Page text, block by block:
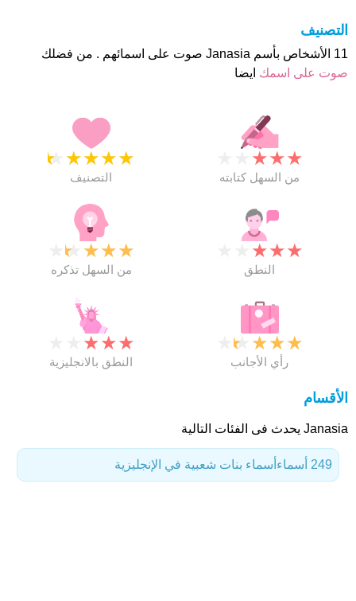
التصنيف
11 الأشخاص بأسم Janasia صوت على اسمائهم . من فضلك
صوت على اسمك ايضا
★
★
★
★
★
التصنيف
★
★
★
من السهل كتابته
★
★
★
★
من السهل تذكره
★
★
★
النطق
★
★
★
النطق بالانجليزية
★
★
★
★
رأي الأجانب
الأقسام
Janasia يحدث فى الفئات التالية
أسماء بنات شعبية في الإنجليزية 249 أسماء